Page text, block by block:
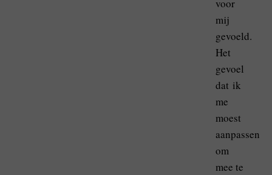
voor
mij
gevoeld.
Het
gevoel
dat ik
me
moest
aanpassen
om
mee te